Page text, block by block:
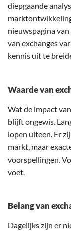
diepgaande
nieuwspagina
van exchanges
kennis uit te
Waarde van
Wat de impact
blijft ongewis.
lopen uiteen. Er
markt, maar
voorspellingen.
voet.
Belang van
Dagelijks zijn er